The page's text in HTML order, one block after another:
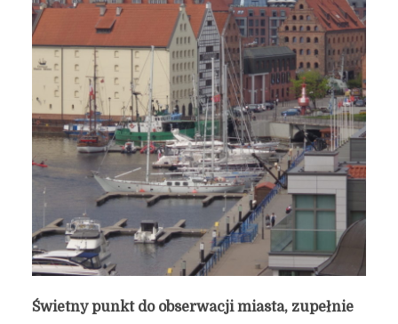
Świetny punkt do obserwacji miasta, zupełnie